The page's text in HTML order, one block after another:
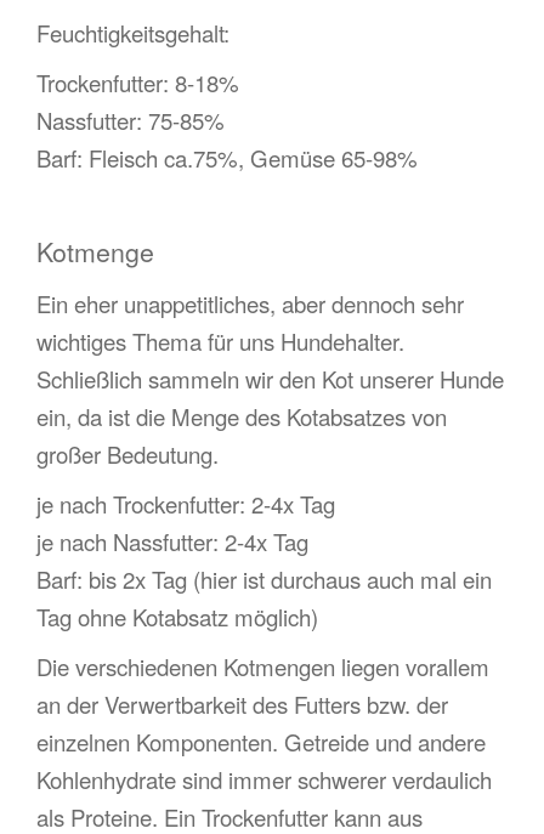
Feuchtigkeitsgehalt:
Trockenfutter: 8-18%
Nassfutter: 75-85%
Barf: Fleisch ca.75%, Gemüse 65-98%
Kotmenge
Ein eher unappetitliches, aber dennoch sehr
wichtiges Thema für uns Hundehalter.
Schließlich sammeln wir den Kot unserer Hunde
ein, da ist die Menge des Kotabsatzes von
großer Bedeutung.
je nach Trockenfutter: 2-4x Tag
je nach Nassfutter: 2-4x Tag
Barf: bis 2x Tag (hier ist durchaus auch mal ein
Tag ohne Kotabsatz möglich)
Die verschiedenen Kotmengen liegen vorallem
an der Verwertbarkeit des Futters bzw. der
einzelnen Komponenten. Getreide und andere
Kohlenhydrate sind immer schwerer verdaulich
als Proteine. Ein Trockenfutter kann aus